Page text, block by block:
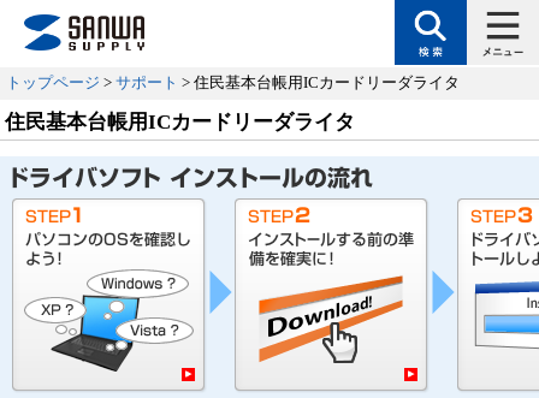
トップページ > サポート > 住民基本台帳用ICカードリーダライタ
住民基本台帳用ICカードリーダライタ